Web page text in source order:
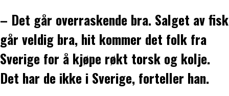
– Det går overraskende bra. Salget av fisk
går veldig bra, hit kommer det folk fra
Sverige for å kjøpe røkt torsk og kolje.
Det har de ikke i Sverige, forteller han.